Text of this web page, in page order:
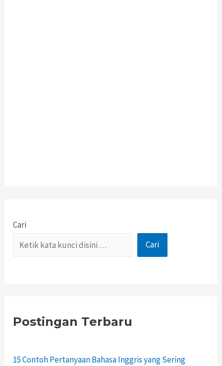
Cari
Cari
Postingan Terbaru
15 Contoh Pertanyaan Bahasa Inggris yang Sering